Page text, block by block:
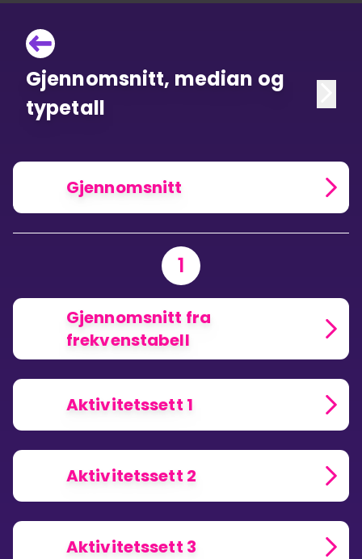
Gjennomsnitt, median og
typetall
Gjennomsnitt
1
Gjennomsnitt fra
frekvenstabell
Aktivitetssett 1
Aktivitetssett 2
Aktivitetssett 3